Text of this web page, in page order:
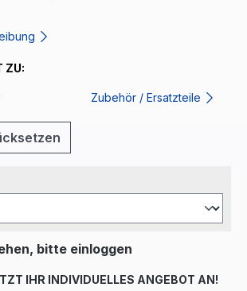
ZU:
Zubehör / Ersatzteile
bitte einloggen
IHR INDIVIDUELLES ANGEBOT AN!